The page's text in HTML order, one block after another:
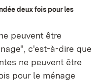
deux fois pour les
peuvent être
c'est-à-dire que
ne peuvent être
pour le ménage